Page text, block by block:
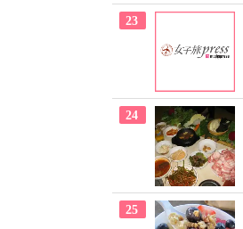
23
24
25